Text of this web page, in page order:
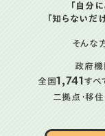
「自分
「知らないだ
そんな
政府機
全国1,741 すべ
二拠点・移